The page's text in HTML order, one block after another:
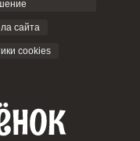
сайта
cookies